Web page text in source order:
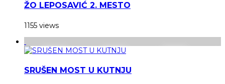
ŽO LEPOSAVIĆ 2. MESTO
1155 views
SRUŠEN MOST U KUTNJU